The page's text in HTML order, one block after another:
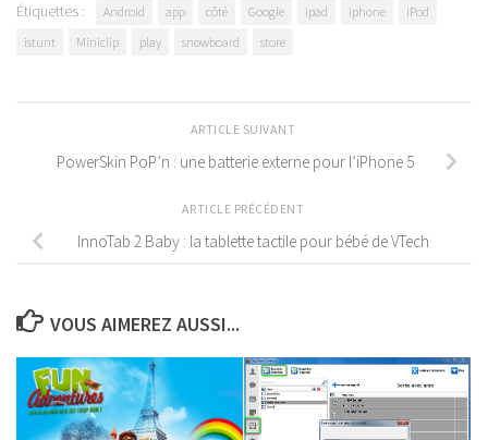
Étiquettes : Android app côté Google ipad iphone
iPod
istunt
Miniclip play snowboard store
ARTICLE SUIVANT
PowerSkin PoP’n : une batterie externe pour l’iPhone 5
ARTICLE PRÉCÉDENT
InnoTab 2 Baby : la tablette tactile pour bébé de VTech
VOUS AIMEREZ AUSSI...